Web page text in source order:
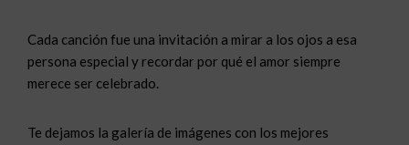
Cada canción fue una invitación a mirar a los ojos a esa
persona especial y recordar por qué el amor siempre
merece ser celebrado.
Te dejamos la galería de imágenes con los mejores